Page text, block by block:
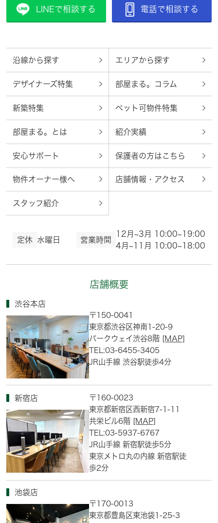
LINEで相談する 電話で相談する
沿線から探す エリアから探す
デザイナーズ特集 部屋まる。コラム
新築特集 ペット可物件特集
部屋まる。とは 紹介実績
安心サポート 保護者の方はこちら
物件オーナー様へ 店舗情報・アクセス
スタッフ紹介
定休 水曜日 営業時間
12月~3月 10:00~19:00
4月~11月 10:00~18:00
店舗概要
渋谷本店
〒150-0041
東京都渋谷区神南1-20-9
パークウェイ渋谷8階 [MAP]
TEL:03-6455-3405
JR山手線 渋谷駅徒歩4分
新宿店
〒160-0023
東京都新宿区西新宿7-1-11
共栄ビル6階 [MAP]
TEL:03-5937-6767
JR山手線 新宿駅徒歩5分
東京メトロ丸の内線 新宿駅徒
歩2分
池袋店
〒170-0013
東京都豊島区東池袋1-25-3